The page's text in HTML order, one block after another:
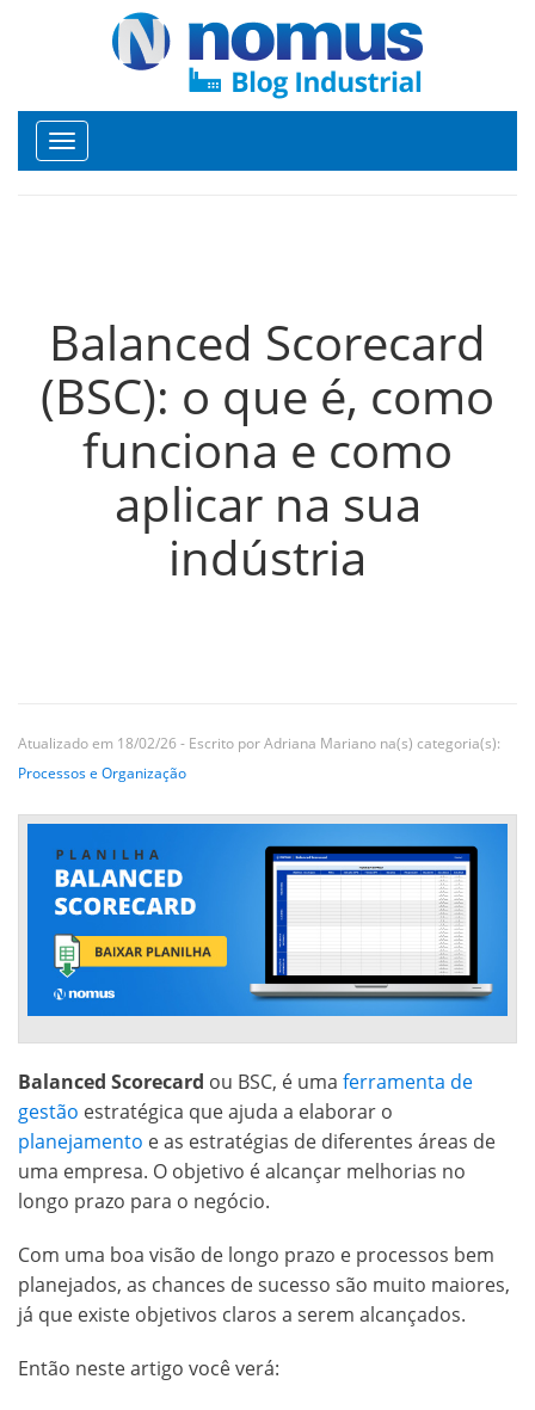
Toggle
navigation
Balanced Scorecard
(BSC): o que é, como
funciona e como
aplicar na sua
indústria
Atualizado em 18/02/26 - Escrito por Adriana Mariano na(s) categoria(s):
Processos e Organização
Balanced Scorecard ou BSC, é uma ferramenta de
gestão estratégica que ajuda a elaborar o
planejamento e as estratégias de diferentes áreas de
uma empresa. O objetivo é alcançar melhorias no
longo prazo para o negócio.
Com uma boa visão de longo prazo e processos bem
planejados, as chances de sucesso são muito maiores,
já que existe objetivos claros a serem alcançados.
Então neste artigo você verá: